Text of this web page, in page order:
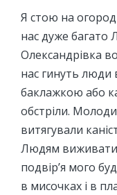
Я стою на
нас дуже багато
Олександрівка
нас гинуть люди
баклажкою або
обстріли.
витягували
Людям виживати
подвір’я мого
в мисочках і в